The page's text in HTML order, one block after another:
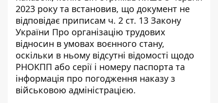
2023 року та встановив, що документ не
відповідає приписам ч. 2 ст. 13 Закону
України Про організацію трудових
відносин в умовах воєнного стану,
оскільки в ньому відсутні відомості щодо
РНОКПП або серії і номеру паспорта та
інформація про погодження наказу з
військовою адміністрацією.